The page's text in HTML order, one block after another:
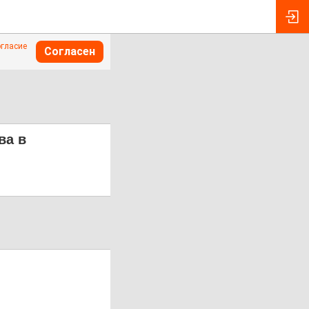
Согласен
в